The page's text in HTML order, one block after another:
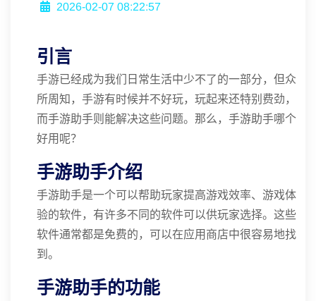
2026-02-07 08:22:57
引言
手游已经成为我们日常生活中少不了的一部分，但众
所周知，手游有时候并不好玩，玩起来还特别费劲，
而手游助手则能解决这些问题。那么，手游助手哪个
好用呢？
手游助手介绍
手游助手是一个可以帮助玩家提高游戏效率、游戏体
验的软件，有许多不同的软件可以供玩家选择。这些
软件通常都是免费的，可以在应用商店中很容易地找
到。
手游助手的功能